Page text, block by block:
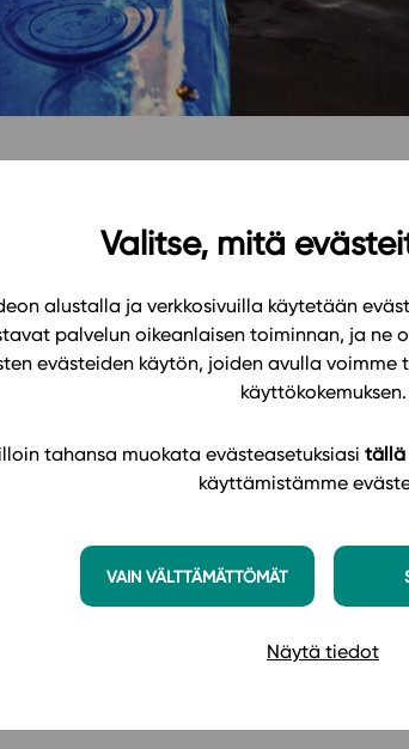
Valitse, mitä
alustalla ja verkkosivuilla käytetään
palvelun oikeanlaisen toiminnan, ja ne
evästeiden käytön, joiden avulla voimme
käyttökokemuksen.
tahansa muokata evästeasetuksiasi tällä
käyttämistämme
VAIN VÄLTTÄMÄTTÖMÄT
Näytä tiedot
aktiverar studerandena och som
Läromedlet ger de studerande
de mångsidiga texterna, bilderna och
eller växelverkan tillsammans
övar upp studiefärdigheten.
kraftresurser, hälsofrämjande
och breddar man förståelsen för hur
uppmuntras att bedöma hur
och i närmiljön. I lärarguiden som
materialet och tips om olika
nuvarande lärplattform. Den nya
(GLP 2021) här!